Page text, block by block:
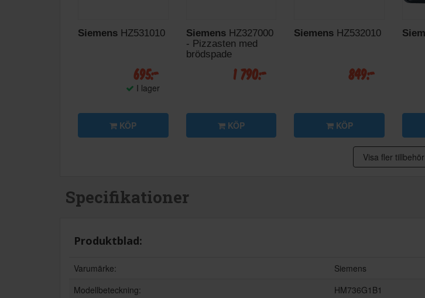
Siemens HZ531010
695:-
I lager
KÖP
SiemensHZ327000
- Pizzasten med
brödspade
1 790:-
KÖP
Siemens HZ532010
849:-
KÖP
Visa fler tillbehör
Specifikationer
Produktblad:
Varumärke:
Siemens
Modellbeteckning:
HM736G1B1